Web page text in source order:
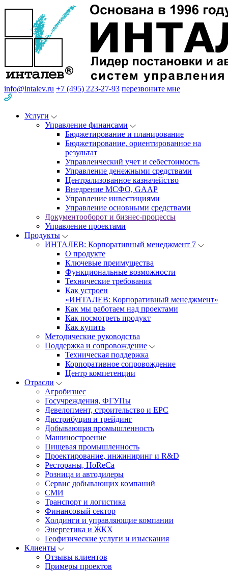
info@intalev.ru +7 (495) 223-27-93 перезвоните мне
Услуги
Управление финансами
Бюджетирование и планирование
Бюджетирование, ориентированное на
результат
Управленческий учет и себестоимость
Управление денежными средствами
Централизованное казначейство
Внедрение МСФО, GAAP
Управление инвестициями
Управление основными средствами
Документооборот и бизнес-процессы
Управление проектами
Продукты
ИНТАЛЕВ: Корпоративный менеджмент 7
О продукте
Ключевые преимущества
Функциональные возможности
Технические требования
Как устроен
«ИНТАЛЕВ: Корпоративный менеджмент»
Как мы работаем над проектами
Как посмотреть продукт
Как купить
Методические руководства
Поддержка и сопровождение
Техническая поддержка
Корпоративное сопровождение
Центр компетенции
Отрасли
Агробизнес
Госучреждения, ФГУПы
Девелопмент, строительство и EPC
Дистрибуция и трейдинг
Добывающая промышленность
Машиностроение
Пищевая промышленность
Проектирование, инжиниринг и R&D
Рестораны, HoReCa
Розница и автодилеры
Сервис добывающих компаний
СМИ
Транспорт и логистика
Финансовый сектор
Холдинги и управляющие компании
Энергетика и ЖКХ
Геофизические услуги и изыскания
Клиенты
Отзывы клиентов
Примеры проектов